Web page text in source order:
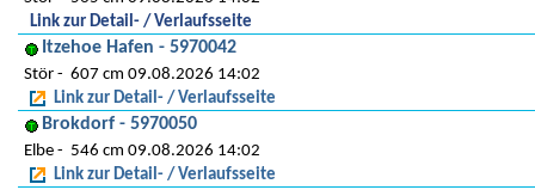
Link zur Detail- / Verlaufsseite
Itzehoe Hafen - 5970042
Stör
607 cm 09.08.2026 14:02
Link zur Detail- / Verlaufsseite
Brokdorf - 5970050
Elbe
546 cm 09.08.2026 14:02
Link zur Detail- / Verlaufsseite